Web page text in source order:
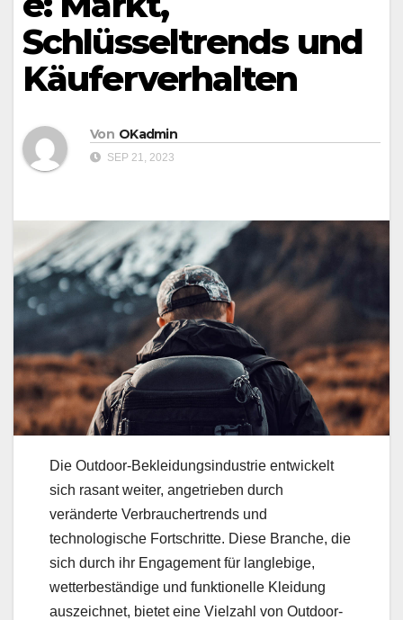
Schlüsseltrends und
Käuferverhalten
Von OKadmin
SEP 21, 2023
Die Outdoor-Bekleidungsindustrie entwickelt
sich rasant weiter, angetrieben durch
veränderte Verbrauchertrends und
technologische Fortschritte. Diese Branche, die
sich durch ihr Engagement für langlebige,
wetterbeständige und funktionelle Kleidung
auszeichnet, bietet eine Vielzahl von Outdoor-